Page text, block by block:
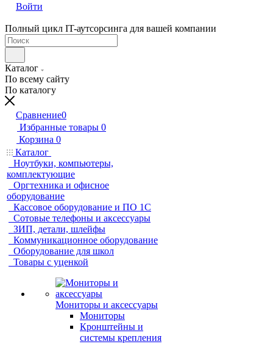
Войти
Полный цикл IT-аутсорсинга для вашей компании
Каталог
По всему сайту
По каталогу
Сравнение0
Избранные товары 0
Корзина 0
Каталог
Ноутбуки, компьютеры,
комплектующие
Оргтехника и офисное
оборудование
Кассовое оборудование и ПО 1С
Сотовые телефоны и аксессуары
ЗИП, детали, шлейфы
Коммуникационное оборудование
Оборудование для школ
Товары с уценкой
Мониторы и аксессуары
Мониторы
Кронштейны и
системы крепления